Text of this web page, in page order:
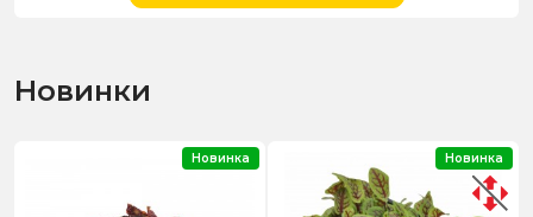
Новинки
Новинка Новинка